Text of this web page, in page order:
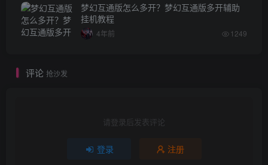
梦幻互通版怎么多开？梦幻互通版多开辅助
挂机教程
4年前 1249
评论 抢沙发
请登录后发表评论
登录 注册